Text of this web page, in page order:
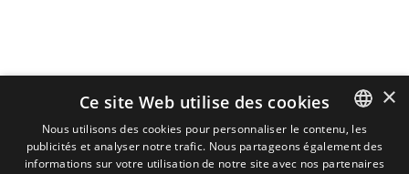
DUTCH
×
Ce site Web utilise des cookies
Nous utilisons des cookies pour personnaliser le contenu, les
publicités et analyser notre trafic. Nous partageons également des
informations sur votre utilisation de notre site avec nos partenaires